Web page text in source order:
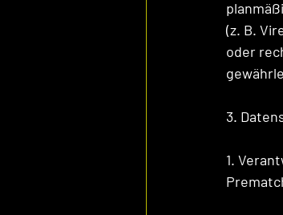
(z. B.
oder
3.
1.